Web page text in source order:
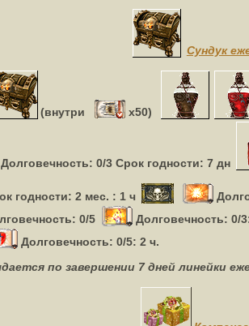
Сундук
(внутри х50)
Долговечность: 0/3 Срок годности: 7 дн
годности: 2 мес. : 1 ч
0/5
Долговечность: 0/
Долговечность: 0/5: 2 ч.
по завершении 7 дней линейки